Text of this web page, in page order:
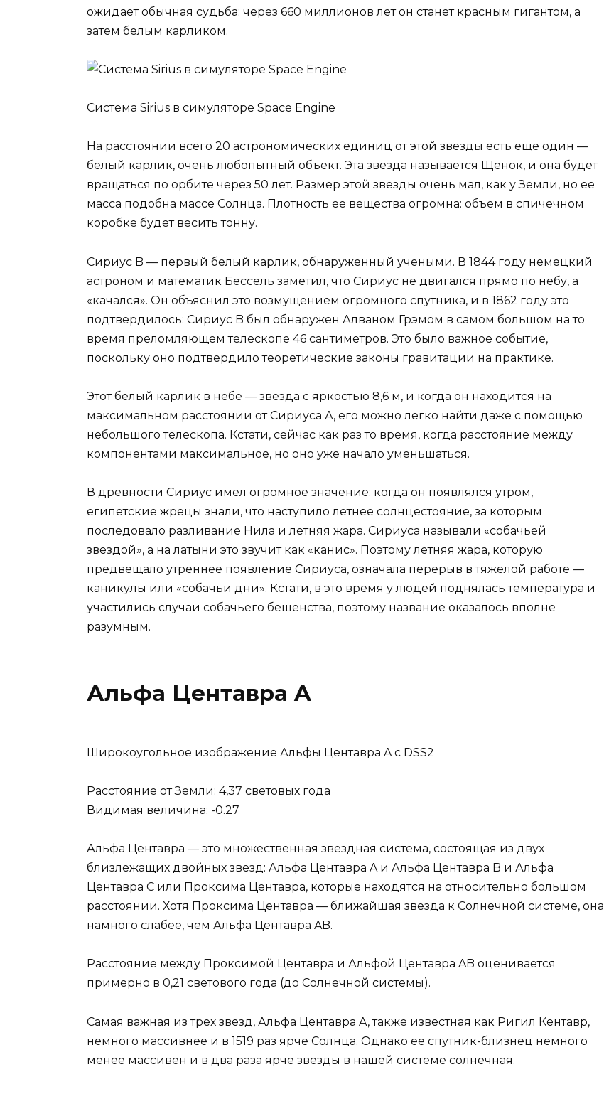
ожидает обычная судьба: через 660 миллионов лет он станет красным гигантом, а
затем белым карликом.
Система Sirius в симуляторе Space Engine
На расстоянии всего 20 астрономических единиц от этой звезды есть еще один —
белый карлик, очень любопытный объект. Эта звезда называется Щенок, и она будет
вращаться по орбите через 50 лет. Размер этой звезды очень мал, как у Земли, но ее
масса подобна массе Солнца. Плотность ее вещества огромна: объем в спичечном
коробке будет весить тонну.
Сириус B — первый белый карлик, обнаруженный учеными. В 1844 году немецкий
астроном и математик Бессель заметил, что Сириус не двигался прямо по небу, а
«качался». Он объяснил это возмущением огромного спутника, и в 1862 году это
подтвердилось: Сириус B был обнаружен Алваном Грэмом в самом большом на то
время преломляющем телескопе 46 сантиметров. Это было важное событие,
поскольку оно подтвердило теоретические законы гравитации на практике.
Этот белый карлик в небе — звезда с яркостью 8,6 м, и когда он находится на
максимальном расстоянии от Сириуса А, его можно легко найти даже с помощью
небольшого телескопа. Кстати, сейчас как раз то время, когда расстояние между
компонентами максимальное, но оно уже начало уменьшаться.
В древности Сириус имел огромное значение: когда он появлялся утром,
египетские жрецы знали, что наступило летнее солнцестояние, за которым
последовало разливание Нила и летняя жара. Сириуса называли «собачьей
звездой», а на латыни это звучит как «канис». Поэтому летняя жара, которую
предвещало утреннее появление Сириуса, означала перерыв в тяжелой работе —
каникулы или «собачьи дни». Кстати, в это время у людей поднялась температура и
участились случаи собачьего бешенства, поэтому название оказалось вполне
разумным.
Альфа Центавра A
Широкоугольное изображение Альфы Центавра A с DSS2
Расстояние от Земли: 4,37 световых года
Видимая величина: -0.27
Альфа Центавра — это множественная звездная система, состоящая из двух
близлежащих двойных звезд: Альфа Центавра A и Альфа Центавра B и Альфа
Центавра C или Проксима Центавра, которые находятся на относительно большом
расстоянии. Хотя Проксима Центавра — ближайшая звезда к Солнечной системе, она
намного слабее, чем Альфа Центавра AB.
Расстояние между Проксимой Центавра и Альфой Центавра AB оценивается
примерно в 0,21 светового года (до Солнечной системы).
Самая важная из трех звезд, Альфа Центавра A, также известная как Ригил Кентавр,
немного массивнее и в 1519 раз ярче Солнца. Однако ее спутник-близнец немного
менее массивен и в два раза ярче звезды в нашей системе солнечная.